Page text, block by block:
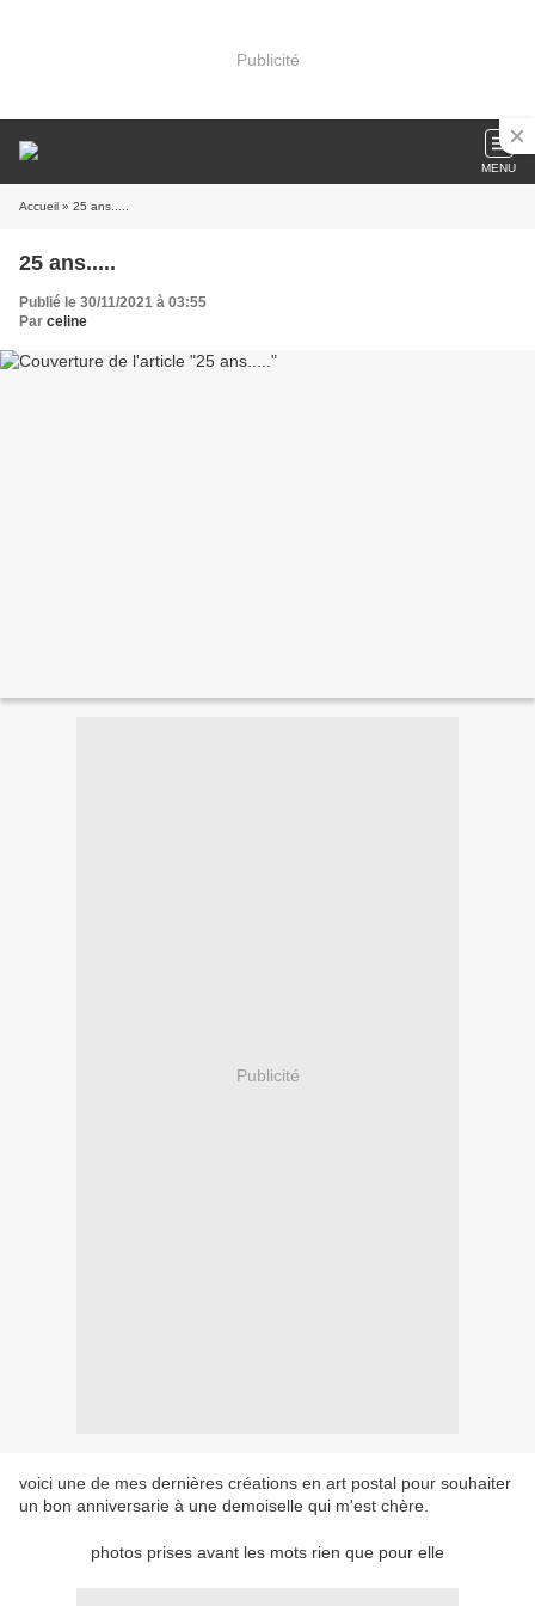
Publicité
MENU
Accueil » 25 ans.....
25 ans.....
Publié le 30/11/2021 à 03:55
Par celine
Publicité
voici une de mes dernières créations en art postal pour souhaiter
un bon anniversarie à une demoiselle qui m'est chère.
photos prises avant les mots rien que pour elle